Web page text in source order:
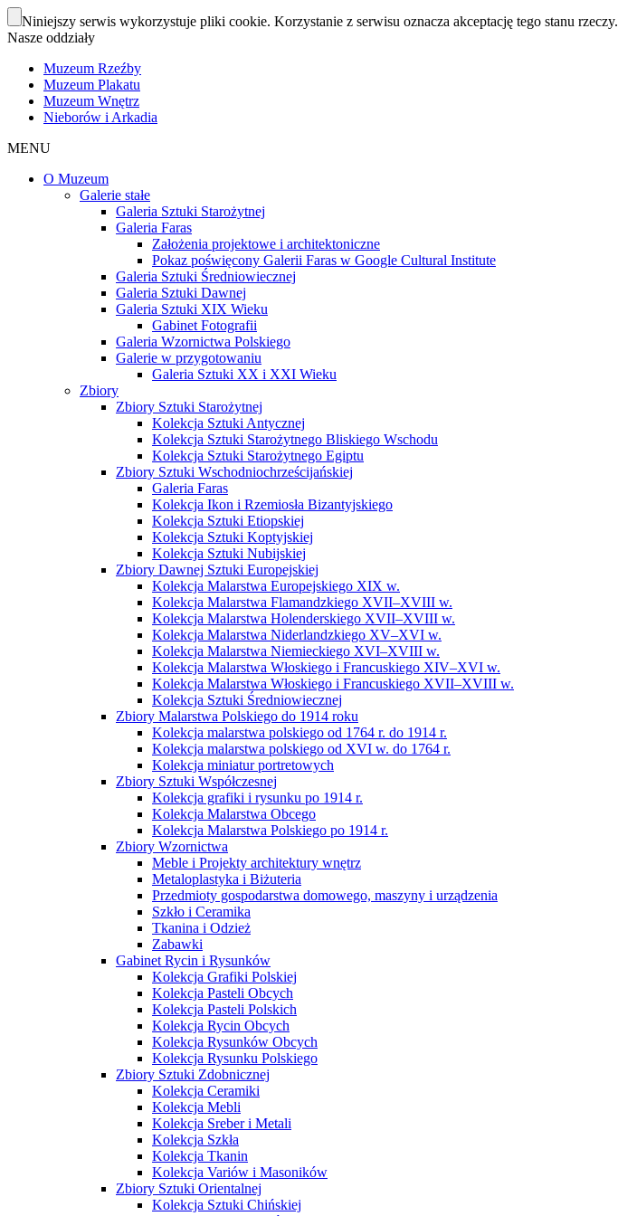
Niniejszy serwis wykorzystuje pliki cookie. Korzystanie z serwisu oznacza akceptację tego stanu rzeczy.
Nasze oddziały
Muzeum Rzeźby
Muzeum Plakatu
Muzeum Wnętrz
Nieborów i Arkadia
MENU
O Muzeum
Galerie stałe
Galeria Sztuki Starożytnej
Galeria Faras
Założenia projektowe i architektoniczne
Pokaz poświęcony Galerii Faras w Google Cultural Institute
Galeria Sztuki Średniowiecznej
Galeria Sztuki Dawnej
Galeria Sztuki XIX Wieku
Gabinet Fotografii
Galeria Wzornictwa Polskiego
Galerie w przygotowaniu
Galeria Sztuki XX i XXI Wieku
Zbiory
Zbiory Sztuki Starożytnej
Kolekcja Sztuki Antycznej
Kolekcja Sztuki Starożytnego Bliskiego Wschodu
Kolekcja Sztuki Starożytnego Egiptu
Zbiory Sztuki Wschodniochrześcijańskiej
Galeria Faras
Kolekcja Ikon i Rzemiosła Bizantyjskiego
Kolekcja Sztuki Etiopskiej
Kolekcja Sztuki Koptyjskiej
Kolekcja Sztuki Nubijskiej
Zbiory Dawnej Sztuki Europejskiej
Kolekcja Malarstwa Europejskiego XIX w.
Kolekcja Malarstwa Flamandzkiego XVII–XVIII w.
Kolekcja Malarstwa Holenderskiego XVII–XVIII w.
Kolekcja Malarstwa Niderlandzkiego XV–XVI w.
Kolekcja Malarstwa Niemieckiego XVI–XVIII w.
Kolekcja Malarstwa Włoskiego i Francuskiego XIV–XVI w.
Kolekcja Malarstwa Włoskiego i Francuskiego XVII–XVIII w.
Kolekcja Sztuki Średniowiecznej
Zbiory Malarstwa Polskiego do 1914 roku
Kolekcja malarstwa polskiego od 1764 r. do 1914 r.
Kolekcja malarstwa polskiego od XVI w. do 1764 r.
Kolekcja miniatur portretowych
Zbiory Sztuki Współczesnej
Kolekcja grafiki i rysunku po 1914 r.
Kolekcja Malarstwa Obcego
Kolekcja Malarstwa Polskiego po 1914 r.
Zbiory Wzornictwa
Meble i Projekty architektury wnętrz
Metaloplastyka i Biżuteria
Przedmioty gospodarstwa domowego, maszyny i urządzenia
Szkło i Ceramika
Tkanina i Odzież
Zabawki
Gabinet Rycin i Rysunków
Kolekcja Grafiki Polskiej
Kolekcja Pasteli Obcych
Kolekcja Pasteli Polskich
Kolekcja Rycin Obcych
Kolekcja Rysunków Obcych
Kolekcja Rysunku Polskiego
Zbiory Sztuki Zdobnicznej
Kolekcja Ceramiki
Kolekcja Mebli
Kolekcja Sreber i Metali
Kolekcja Szkła
Kolekcja Tkanin
Kolekcja Variów i Masoników
Zbiory Sztuki Orientalnej
Kolekcja Sztuki Chińskiej